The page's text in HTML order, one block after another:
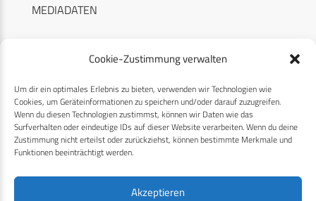
Cookie-Zustimmung verwalten
Um dir ein optimales Erlebnis zu bieten, verwenden wir Technologien wie
Cookies, um Geräteinformationen zu speichern und/oder darauf zuzugreifen.
Wenn du diesen Technologien zustimmst, können wir Daten wie das
Surfverhalten oder eindeutige IDs auf dieser Website verarbeiten. Wenn du deine
Zustimmung nicht erteilst oder zurückziehst, können bestimmte Merkmale und
Funktionen beeinträchtigt werden.
Akzeptieren
MEDIADATEN
RECHTLICHES
Datenschutzerklärung
Cookie-Richtlinie (EU)